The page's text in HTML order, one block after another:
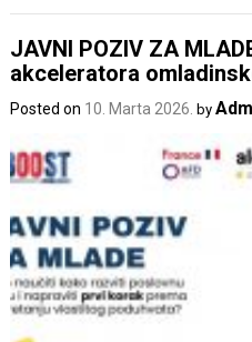
JAVNI POZIV ZA
akceleratora
Posted on 10. Marta 2026. by